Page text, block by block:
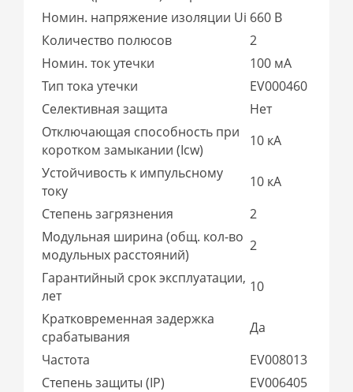
Номин. напряжение изоляции Ui 660 В
Количество полюсов
2
Номин. ток утечки
100 мА
Тип тока утечки
EV000460
Селективная защита
Нет
Отключающая способность при
коротком замыкании (Icw)
10 кА
Устойчивость к импульсному
току
10 кА
Степень загрязнения
2
Модульная ширина (общ. кол-во
модульных расстояний)
2
Гарантийный срок эксплуатации,
лет
10
Кратковременная задержка
срабатывания
Да
Частота
EV008013
Степень защиты (IP)
EV006405